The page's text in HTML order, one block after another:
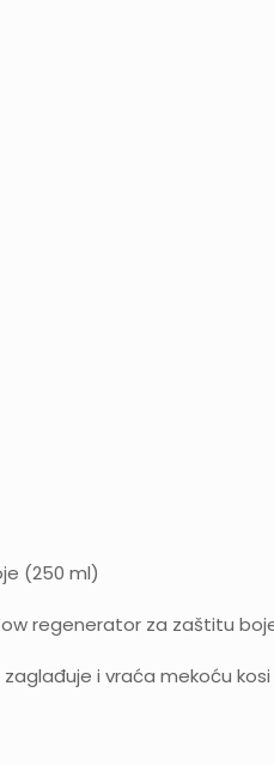
(250 ml)
regenerator za zaštitu
i vraća mekoću